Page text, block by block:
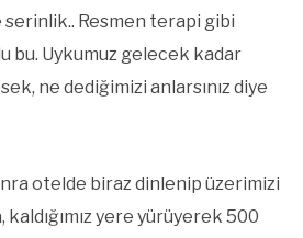
serinlik.. Resmen terapi gibi
bu. Uykumuz gelecek kadar
ne dediğimizi anlarsınız diye
otelde biraz dinlenip üzerimizi
yere yürüyerek 500